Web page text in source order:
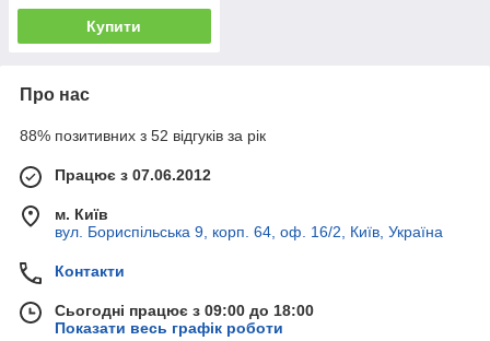
Купити
Про нас
88% позитивних з 52 відгуків за рік
Працює з 07.06.2012
м. Київ
вул. Бориспільська 9, корп. 64, оф. 16/2, Київ, Україна
Контакти
Сьогодні працює з 09:00 до 18:00
Показати весь графік роботи